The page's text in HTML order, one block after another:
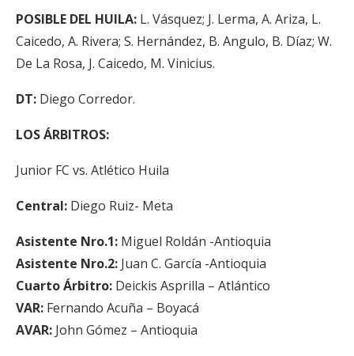
POSIBLE DEL HUILA: L. Vásquez; J. Lerma, A. Ariza, L.
Caicedo, A. Rivera; S. Hernández, B. Angulo, B. Díaz; W.
De La Rosa, J. Caicedo, M. Vinicius.
DT: Diego Corredor.
LOS ÁRBITROS:
Junior FC vs. Atlético Huila
Central: Diego Ruiz- Meta
Asistente Nro.1: Miguel Roldán -Antioquia
Asistente Nro.2: Juan C. García -Antioquia
Cuarto Árbitro: Deickis Asprilla – Atlántico
VAR: Fernando Acuña – Boyacá
AVAR: John Gómez – Antioquia